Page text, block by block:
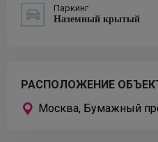
Паркинг
Наземный крытый
РАСПОЛОЖЕНИЕ
Москва, Бумажный